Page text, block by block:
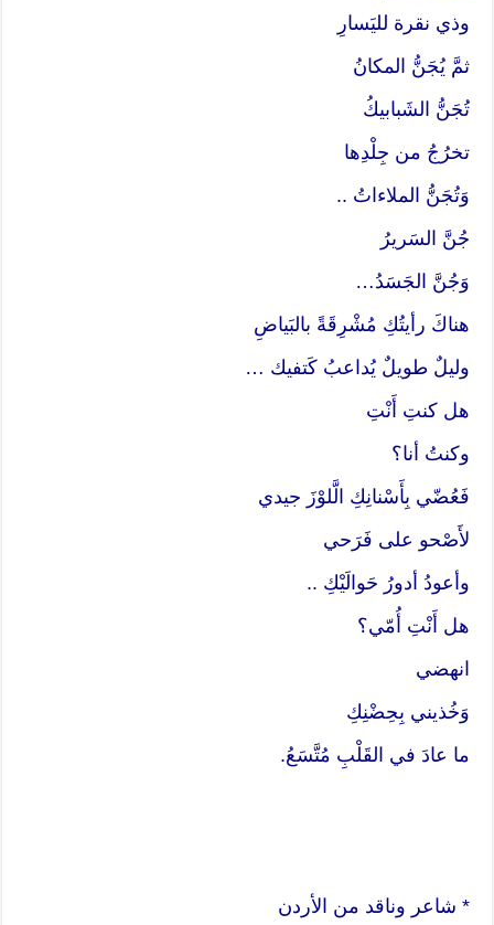
وذي نقرة لليَسارِ
ثمَّ يُجَنُّ المكانُ
تُجَنُّ الشَبابيكُ
تخرُجُ من جِلْدِها
وَتُجَنُّ الملاءاتُ ..
جُنَّ السَريرُ
وَجُنَّ الجَسَدُ…
هناكَ رأيتُكِ مُشْرِقَةً بالبَياضِ
وليلٌ طويلٌ يُداعبُ كَتفيك …
هل كنتِ أَنْتِ
وكنتُ أنا؟
فَعُضّي بِأَسْنانِكِ الَّلوْزَ جيدي
لأَصْحو على فَرَحي
وأعودُ أدورُ حَوالَيْكِ ..
هل أَنْتِ أُمّي؟
انهضي
وَخُذيني بِحِضْنِكِ
ما عادَ في القَلْبِ مُتَّسَعُ.
* شاعر وناقد من الأردن